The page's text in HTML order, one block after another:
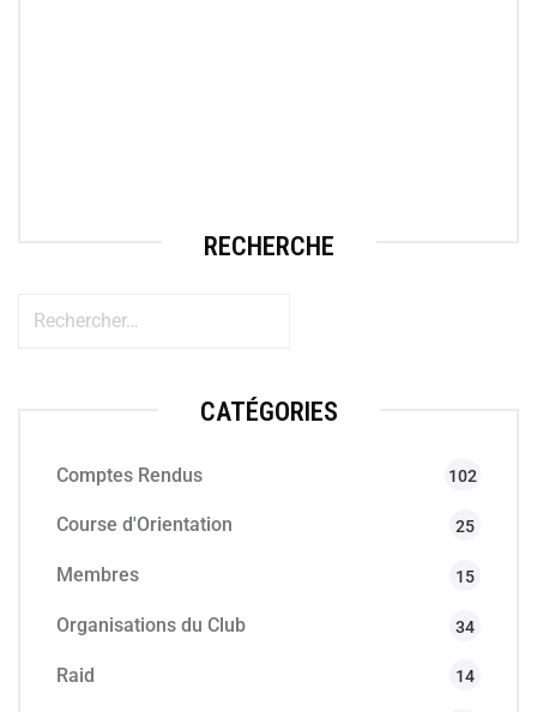
RECHERCHE
CATÉGORIES
Comptes Rendus 102
Course d'Orientation 25
Membres 15
Organisations du Club 34
Raid 14